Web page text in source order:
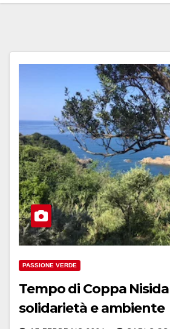
PASSIONE VERDE
Tempo di Coppa
solidarietà e ambiente